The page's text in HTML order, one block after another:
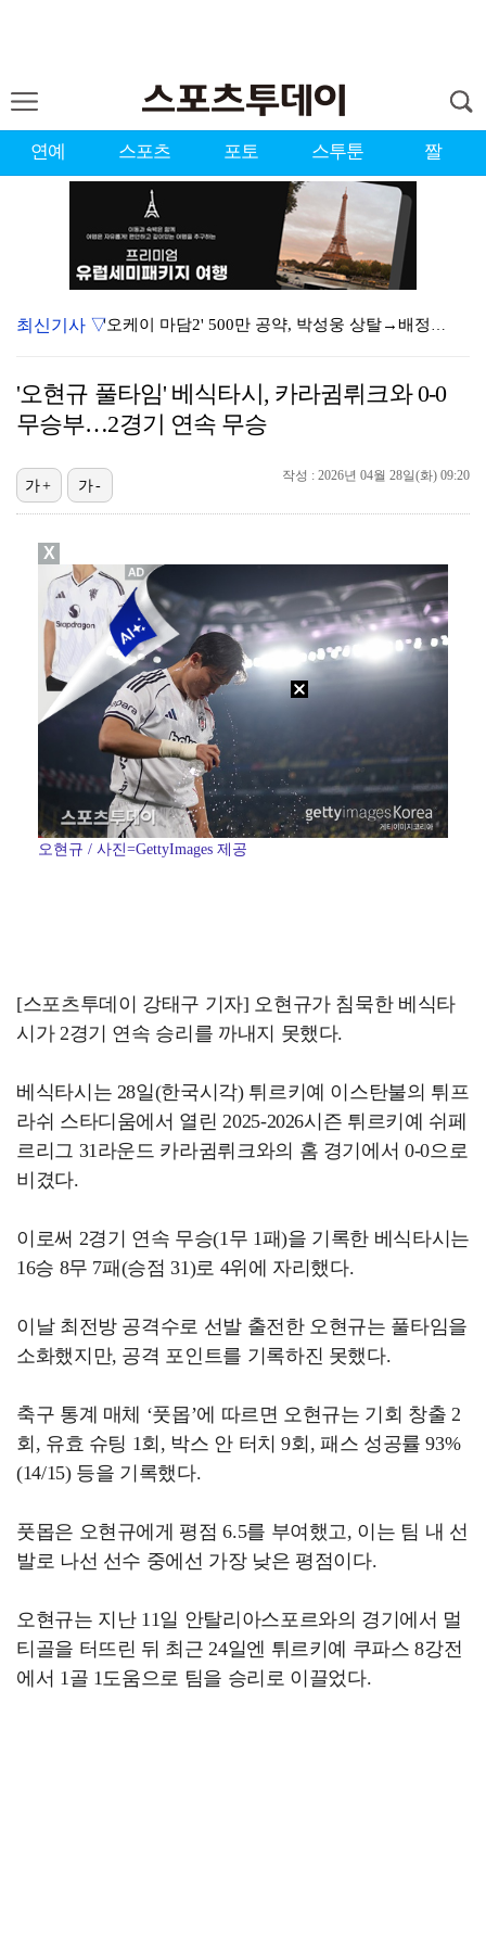
연예 스포츠 포토 스투툰 짤
'오케이 마담2' 500만 공약, 박성웅 상탈→배정남은…
황정민 폭로자 "아들 연극 몰래 관람? 소품 준비 돕고…
"군 복무 끝나고 다시 모일 것" 스트레이 키즈, 성적…
김혜성, 마이너리그 트리플A서 4경기 연속 무안타 침묵…
'나솔' 24기 옥순, 출연료 미지급 폭로 "1년 넘게…
광주, 공격형 미드필더 김종석 영입…"K리그1 뛸 기회…
최신기사 ▽
'오현규 풀타임' 베식타시, 카라귐뤼크와 0-0
무승부…2경기 연속 무승
작성 : 2026년 04월 28일(화) 09:20
가+ 가-
오현규 / 사진=GettyImages 제공
[스포츠투데이 강태구 기자] 오현규가 침묵한 베식타
시가 2경기 연속 승리를 까내지 못했다.
베식타시는 28일(한국시각) 튀르키예 이스탄불의 튀프
라쉬 스타디움에서 열린 2025-2026시즌 튀르키예 쉬페
르리그 31라운드 카라귐뤼크와의 홈 경기에서 0-0으로
비겼다.
이로써 2경기 연속 무승(1무 1패)을 기록한 베식타시는
16승 8무 7패(승점 31)로 4위에 자리했다.
이날 최전방 공격수로 선발 출전한 오현규는 풀타임을
소화했지만, 공격 포인트를 기록하진 못했다.
축구 통계 매체 ‘풋몹’에 따르면 오현규는 기회 창출 2
회, 유효 슈팅 1회, 박스 안 터치 9회, 패스 성공률 93%
(14/15) 등을 기록했다.
풋몹은 오현규에게 평점 6.5를 부여했고, 이는 팀 내 선
발로 나선 선수 중에선 가장 낮은 평점이다.
오현규는 지난 11일 안탈리아스포르와의 경기에서 멀
티골을 터뜨린 뒤 최근 24일엔 튀르키예 쿠파스 8강전
에서 1골 1도움으로 팀을 승리로 이끌었다.
X